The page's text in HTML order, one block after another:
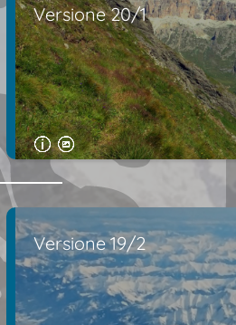
Versione 20/1
Versione 19/2